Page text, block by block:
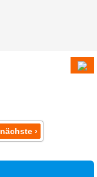
nächste ›